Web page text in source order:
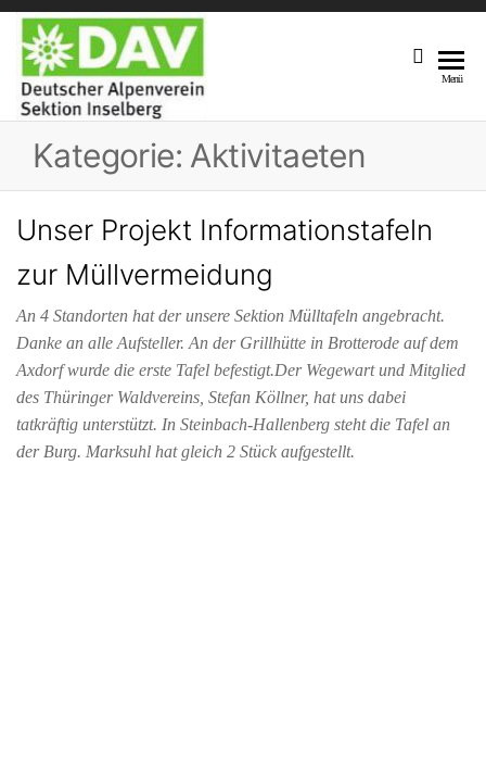
Sektion
Inselberg
Am Fuße
Des 916,5
M Hohen
Menü
Kategorie: Aktivitaeten
Unser Projekt Informationstafeln
zur Müllvermeidung
An 4 Standorten hat der unsere Sektion Mülltafeln angebracht.
Danke an alle Aufsteller. An der Grillhütte in Brotterode auf dem
Axdorf wurde die erste Tafel befestigt.Der Wegewart und Mitglied
des Thüringer Waldvereins, Stefan Köllner, hat uns dabei
tatkräftig unterstützt. In Steinbach-Hallenberg steht die Tafel an
der Burg. Marksuhl hat gleich 2 Stück aufgestellt.